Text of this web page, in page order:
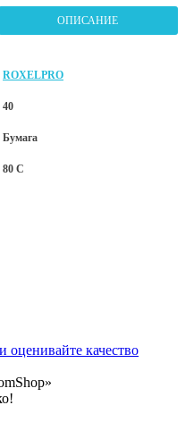
ОПИСАНИЕ
ROXELPRO
40
Бумага
80 С